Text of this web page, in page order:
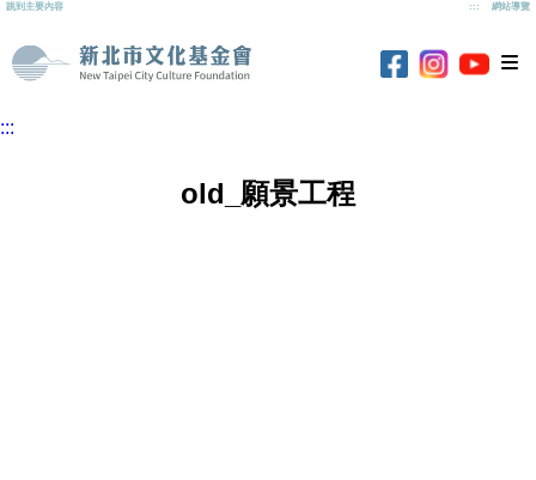
跳到主要內容 ::: 網站導覽
新北市文化基金
新北市文化基
新北市
新
:::
old_願景工程